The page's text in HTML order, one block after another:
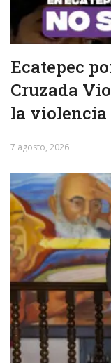
Ecatepec
Cruzada
la violencia
7 agosto, 2026